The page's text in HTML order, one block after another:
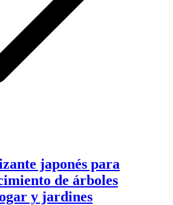
japonés para
de árboles
y jardines